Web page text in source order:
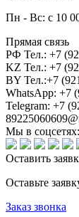
Пн - Вс: с 10
Прямая связь
РФ Тел.: +7
KZ Тел.: +7
BY Тел.:+7
WhatsApp: +7
Telegram: +7
Мы в соцсетях:
Оставить
Оставьте
Заказ звонка